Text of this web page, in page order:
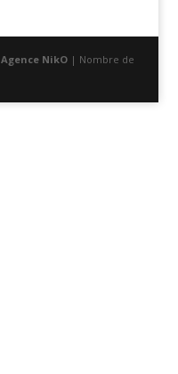
Agence NikO| Nombre de